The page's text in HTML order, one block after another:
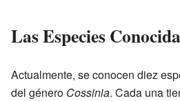
Las Especies
Actualmente, se conocen diez
del género Cossinia. Cada una